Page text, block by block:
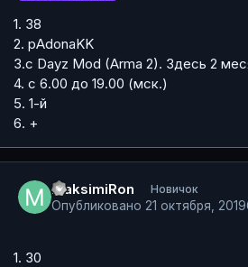
1. 38
2. pAdonaKK
3.с Dayz Mod (Arma 2). Здесь 2
4. с 6.00 до 19.00 (мск.)
5. 1-й
6. +
MaksimiRon Новичок
Опубликовано 21 октября, 2019
1. 30